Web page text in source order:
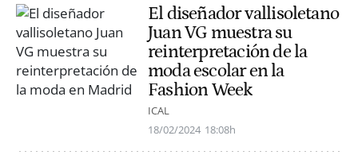
El diseñador vallisoletano
Juan VG muestra su
reinterpretación de la
moda escolar en la
Fashion Week
ICAL
18/02/2024 18:08h